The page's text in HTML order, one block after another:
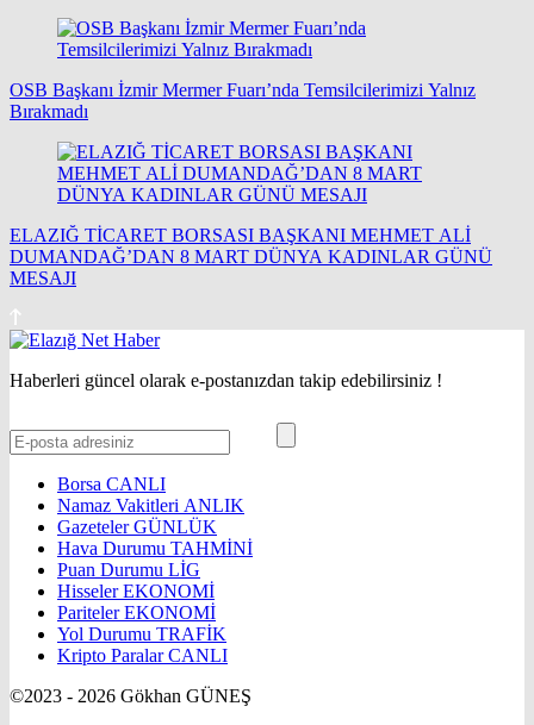
OSB Başkanı İzmir Mermer Fuarı’nda Temsilcilerimizi Yalnız
Bırakmadı
ELAZIĞ TİCARET BORSASI BAŞKANI MEHMET ALİ
DUMANDAĞ’DAN 8 MART DÜNYA KADINLAR GÜNÜ
MESAJI
Haberleri güncel olarak e-postanızdan takip edebilirsiniz !
Borsa CANLI
Namaz Vakitleri ANLIK
GazetelerGÜNLÜK
Hava Durumu TAHMİNİ
Puan Durumu LİG
HisselerEKONOMİ
ParitelerEKONOMİ
Yol Durumu TRAFİK
Kripto ParalarCANLI
©2023 - 2026 Gökhan GÜNEŞ